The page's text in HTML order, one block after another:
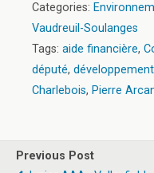
Categories:
Vaudreuil-Soulanges
Tags: aide financière,
député,
Charlebois, Pierre
Previous Post